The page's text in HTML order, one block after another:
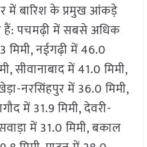
में बारिश के प्रमुख आंकड़े
हैं: पचमढ़ी में सबसे अधिक
मिमी, नईगढ़ी में 46.0
सीवानाबाद में 41.0 मिमी,
नरसिंहपुर में 36.0 मिमी,
में 31.9 मिमी, देवरी-
में 31.0 मिमी, बकाल